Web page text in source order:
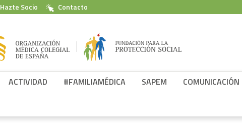
Hazte Socio Contacto
ACTIVIDAD #FAMILIAMÉDICA SAPEM COMUNICACIÓN